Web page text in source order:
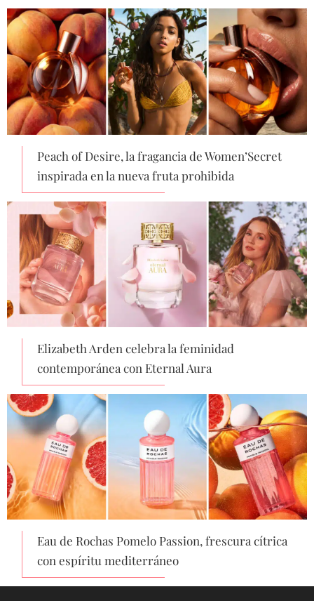
Peach of Desire, la fragancia de Women’Secret
inspirada en la nueva fruta prohibida
Elizabeth Arden celebra la feminidad
contemporánea con Eternal Aura
Eau de Rochas Pomelo Passion, frescura cítrica
con espíritu mediterráneo